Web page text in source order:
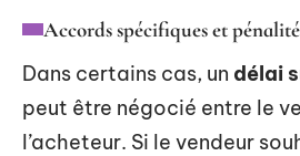
Accords spécifiques et
Dans certains cas, un délai
peut être négocié entre le
l’acheteur. Si le vendeur